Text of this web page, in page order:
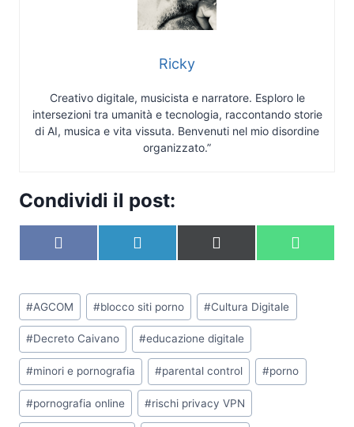
Ricky
Creativo digitale, musicista e narratore. Esploro le
intersezioni tra umanità e tecnologia, raccontando storie
di AI, musica e vita vissuta. Benvenuti nel mio disordine
organizzato.”
Condividi il post:
c
n
d
i
v
i
d
i
s
u
a
e
b
o
o
k
c
n
d
i
v
i
d
s
u
i
k
e
d
I
n
c
n
d
i
v
i
d
i
s
u
(
w
i
t
t
e
r
)
c
d
s
h
Tag
articolo:
#AGCOM #blocco siti porno #Cultura Digitale
#Decreto Caivano #educazione digitale
#minori e pornografia #parental control #porno
#pornografia online #rischi privacy VPN